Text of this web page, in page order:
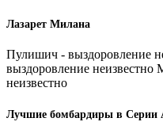
Лазарет Милана
Пулишич - выздоровление
выздоровление
неизвестно
Лучшие бомбардиры в Серии